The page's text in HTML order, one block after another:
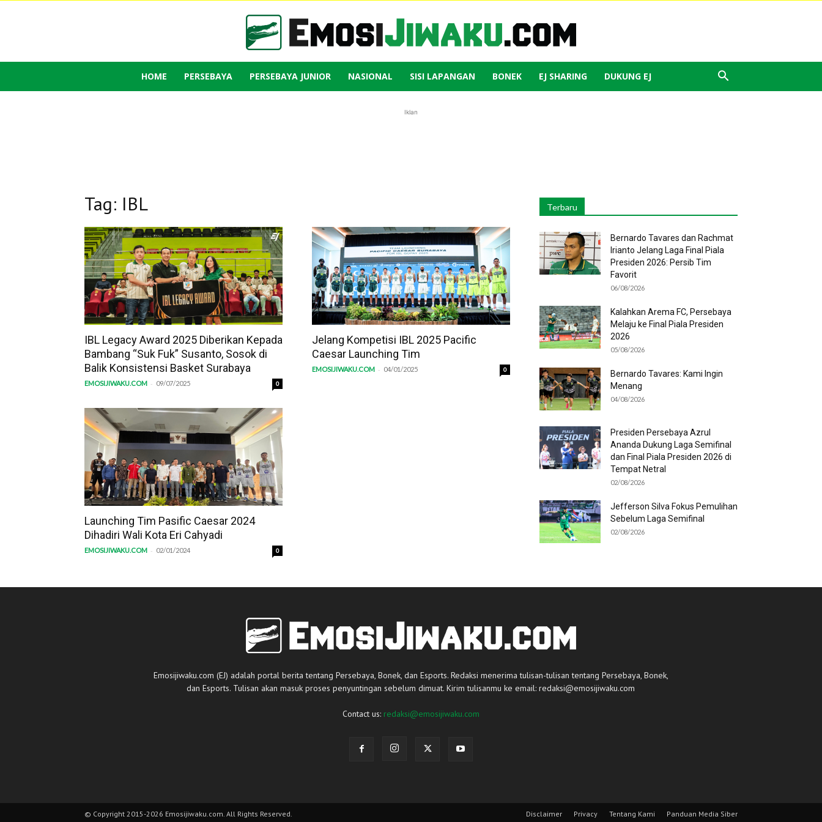
Emosi
HOME PERSEBAYA PERSEBAYA JUNIOR NASIONAL SISI LAPANGAN BONEK EJ SHARING DUKUNG EJ
Iklan
Tag: IBL
IBL Legacy Award 2025 Diberikan Kepada
Bambang “Suk Fuk” Susanto, Sosok di
Balik Konsistensi Basket Surabaya
EMOSIJIWAKU.COM - 09/07/2025 0
Jelang Kompetisi IBL 2025 Pacific
Caesar Launching Tim
EMOSIJIWAKU.COM - 04/01/2025 0
Launching Tim Pasific Caesar 2024
Dihadiri Wali Kota Eri Cahyadi
EMOSIJIWAKU.COM - 02/01/2024 0
Terbaru
Bernardo Tavares dan Rachmat
Irianto Jelang Laga Final Piala
Presiden 2026: Persib Tim
Favorit
06/08/2026
Kalahkan Arema FC, Persebaya
Melaju ke Final Piala Presiden
2026
05/08/2026
Bernardo Tavares: Kami Ingin
Menang
04/08/2026
Presiden Persebaya Azrul
Ananda Dukung Laga Semifinal
dan Final Piala Presiden 2026 di
Tempat Netral
02/08/2026
Jefferson Silva Fokus Pemulihan
Sebelum Laga Semifinal
02/08/2026
Emosijiwaku.com (EJ) adalah portal berita tentang Persebaya, Bonek, dan Esports. Redaksi menerima tulisan-tulisan tentang Persebaya, Bonek,
dan Esports. Tulisan akan masuk proses penyuntingan sebelum dimuat. Kirim tulisanmu ke email:redaksi@emosijiwaku.com
Contact us: redaksi@emosijiwaku.com
Disclaimer Privacy Tentang Kami Panduan Media Siber
© Copyright 2015-2026 Emosijiwaku.com. All Rights Reserved.